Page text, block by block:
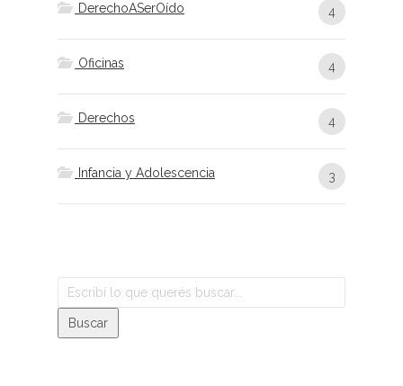
DerechoASerOído 4
Oficinas 4
Derechos 4
Infancia y Adolescencia 3